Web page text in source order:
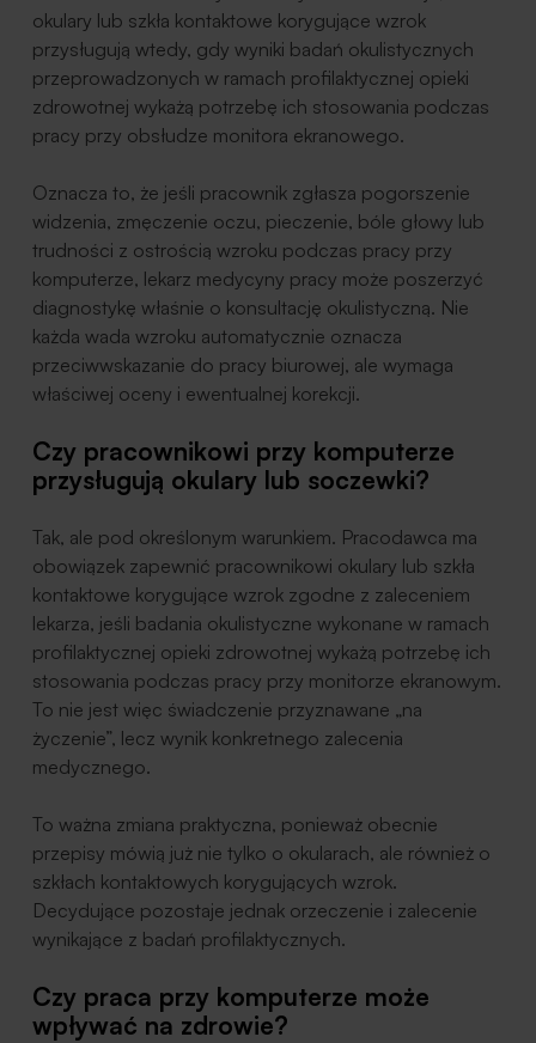
okulary lub szkła kontaktowe korygujące wzrok
przysługują wtedy, gdy wyniki badań okulistycznych
przeprowadzonych w ramach profilaktycznej opieki
zdrowotnej wykażą potrzebę ich stosowania podczas
pracy przy obsłudze monitora ekranowego.
Oznacza to, że jeśli pracownik zgłasza pogorszenie
widzenia, zmęczenie oczu, pieczenie, bóle głowy lub
trudności z ostrością wzroku podczas pracy przy
komputerze, lekarz medycyny pracy może poszerzyć
diagnostykę właśnie o konsultację okulistyczną. Nie
każda wada wzroku automatycznie oznacza
przeciwwskazanie do pracy biurowej, ale wymaga
właściwej oceny i ewentualnej korekcji.
Czy pracownikowi przy komputerze
przysługują okulary lub soczewki?
Tak, ale pod określonym warunkiem. Pracodawca ma
obowiązek zapewnić pracownikowi okulary lub szkła
kontaktowe korygujące wzrok zgodne z zaleceniem
lekarza, jeśli badania okulistyczne wykonane w ramach
profilaktycznej opieki zdrowotnej wykażą potrzebę ich
stosowania podczas pracy przy monitorze ekranowym.
To nie jest więc świadczenie przyznawane „na
życzenie”, lecz wynik konkretnego zalecenia
medycznego.
To ważna zmiana praktyczna, ponieważ obecnie
przepisy mówią już nie tylko o okularach, ale również o
szkłach kontaktowych korygujących wzrok.
Decydujące pozostaje jednak orzeczenie i zalecenie
wynikające z badań profilaktycznych.
Czy praca przy komputerze może
wpływać na zdrowie?